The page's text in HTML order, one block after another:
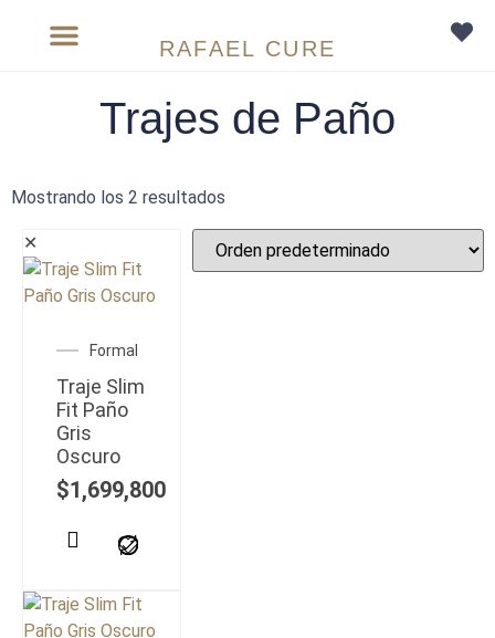
RAFAEL CURE
Trajes de Paño
Mostrando los 2 resultados
✕
Formal
Traje Slim
Fit Paño
Gris
Oscuro
$1,699,800